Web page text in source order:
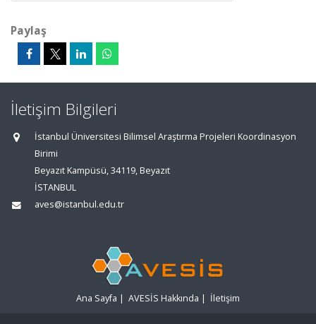
Paylaş
İletişim Bilgileri
İstanbul Üniversitesi Bilimsel Araştırma Projeleri Koordinasyon
Birimi
Beyazıt Kampüsü, 34119, Beyazıt
İSTANBUL
aves@istanbul.edu.tr
Ana Sayfa | AVESİS Hakkında | İletişim